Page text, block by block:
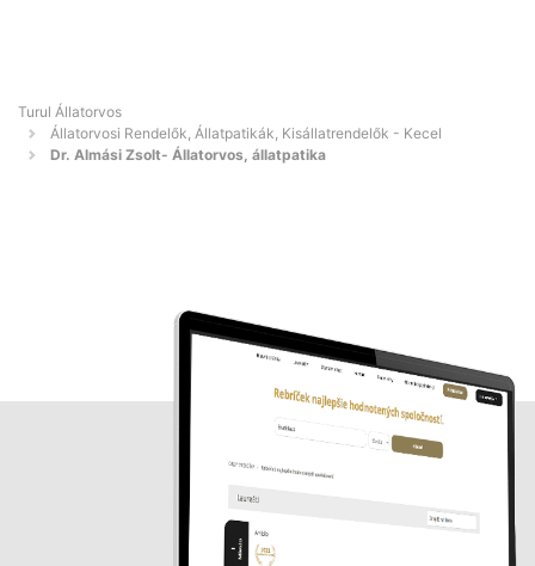
Turul Állatorvos
Állatorvosi Rendelők, Állatpatikák, Kisállatrendelők - Kecel
Dr. Almási Zsolt- Állatorvos, állatpatika